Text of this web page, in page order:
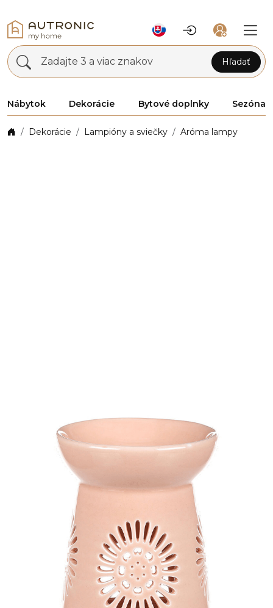
Zadajte 3 a viac znakov Hľadať
Nábytok Dekorácie Bytové doplnky Sezóna
Dekorácie Lampióny a sviečky Aróma lampy